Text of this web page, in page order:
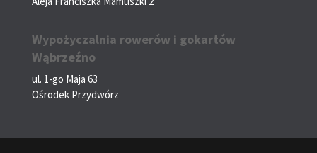
Wypożyczalnia rowerów i gokartów
Wąbrzeźno
ul. 1-go Maja 63
Ośrodek Przydwórz